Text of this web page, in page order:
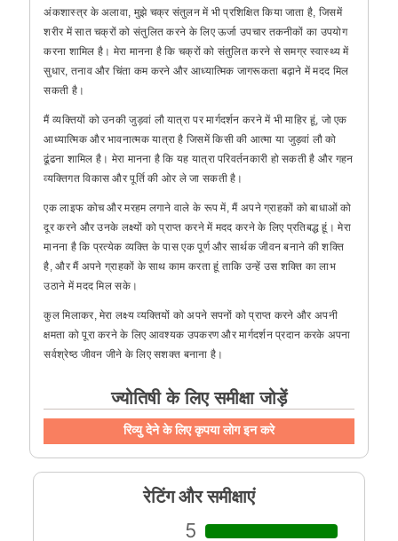
अंकशास्त्र के अलावा, मुझे चक्र संतुलन में भी प्रशिक्षित किया जाता है, जिसमें
शरीर में सात चक्रों को संतुलित करने के लिए ऊर्जा उपचार तकनीकों का उपयोग
करना शामिल है। मेरा मानना है कि चक्रों को संतुलित करने से समग्र स्वास्थ्य में
सुधार, तनाव और चिंता कम करने और आध्यात्मिक जागरूकता बढ़ाने में मदद मिल
सकती है।
मैं व्यक्तियों को उनकी जुड़वां लौ यात्रा पर मार्गदर्शन करने में भी माहिर हूं, जो एक
आध्यात्मिक और भावनात्मक यात्रा है जिसमें किसी की आत्मा या जुड़वां लौ को
ढूंढना शामिल है। मेरा मानना है कि यह यात्रा परिवर्तनकारी हो सकती है और गहन
व्यक्तिगत विकास और पूर्ति की ओर ले जा सकती है।
एक लाइफ कोच और मरहम लगाने वाले के रूप में, मैं अपने ग्राहकों को बाधाओं को
दूर करने और उनके लक्ष्यों को प्राप्त करने में मदद करने के लिए प्रतिबद्ध हूं। मेरा
मानना है कि प्रत्येक व्यक्ति के पास एक पूर्ण और सार्थक जीवन बनाने की शक्ति
है, और मैं अपने ग्राहकों के साथ काम करता हूं ताकि उन्हें उस शक्ति का लाभ
उठाने में मदद मिल सके।
कुल मिलाकर, मेरा लक्ष्य व्यक्तियों को अपने सपनों को प्राप्त करने और अपनी
क्षमता को पूरा करने के लिए आवश्यक उपकरण और मार्गदर्शन प्रदान करके अपना
सर्वश्रेष्ठ जीवन जीने के लिए सशक्त बनाना है।
ज्योतिषी के लिए समीक्षा जोड़ें
रिव्यु देने के लिए कृपया लोग इन करे
रेटिंग और समीक्षाएं
5